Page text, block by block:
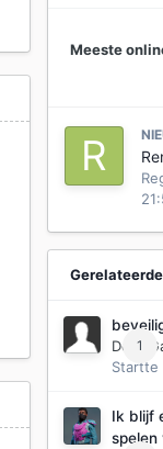
Meeste
1
Door
Startte
Ik blijf
spelen